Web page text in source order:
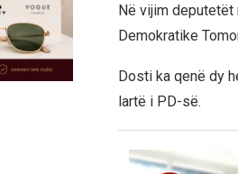
Në vijim
Demokratike
Dosti ka qenë dy
lartë i PD-së.